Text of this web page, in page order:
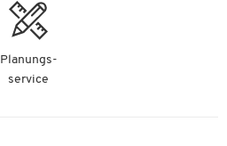
Planungs-
service